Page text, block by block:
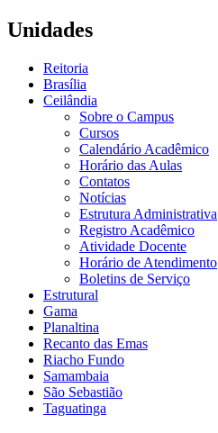
Unidades
Reitoria
Brasília
Ceilândia
Sobre o Campus
Cursos
Calendário Acadêmico
Horário das Aulas
Contatos
Notícias
Estrutura Administrativa
Registro Acadêmico
Atividade Docente
Horário de Atendimento
Boletins de Serviço
Estrutural
Gama
Planaltina
Recanto das Emas
Riacho Fundo
Samambaia
São Sebastião
Taguatinga